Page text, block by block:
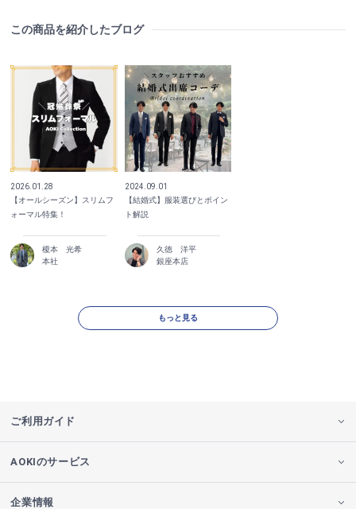
この商品を紹介したブログ
2026.01.28
【オールシーズン】スリムフ
ォーマル特集！
榎本 光希
本社
2024.09.01
【結婚式】服装選びとポイン
ト解説
久徳 洋平
銀座本店
もっと見る
ご利用ガイド
AOKIのサービス
企業情報